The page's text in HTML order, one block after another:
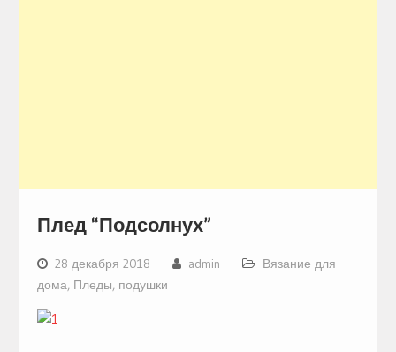
Плед “Подсолнух”
28 декабря 2018 admin
Вязание для
дома, Пледы, подушки